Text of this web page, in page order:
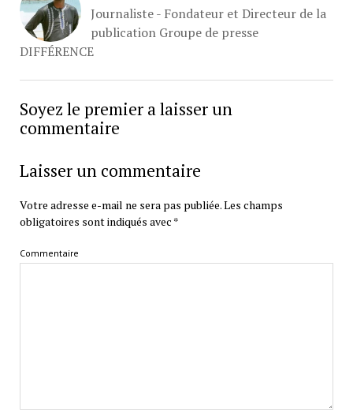
Journaliste - Fondateur et Directeur de la
publication Groupe de presse
DIFFÉRENCE
Soyez le premier a laisser un
commentaire
Laisser un commentaire
Votre adresse e-mail ne sera pas publiée.Les champs
obligatoires sont indiqués avec *
Commentaire